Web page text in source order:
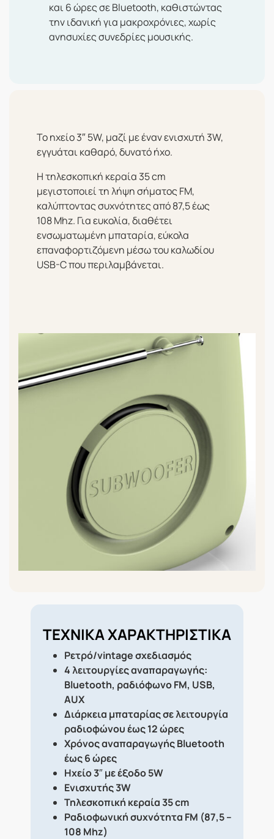
και 6 ώρες σε Bluetooth, καθιστώντας
την ιδανική για μακροχρόνιες, χωρίς
ανησυχίες συνεδρίες μουσικής.
Το ηχείο 3″ 5W, μαζί με έναν ενισχυτή 3W,
εγγυάται καθαρό, δυνατό ήχο.
Η τηλεσκοπική κεραία 35 cm
μεγιστοποιεί τη λήψη σήματος FM,
καλύπτοντας συχνότητες από 87,5 έως
108 Mhz. Για ευκολία, διαθέτει
ενσωματωμένη μπαταρία, εύκολα
επαναφορτιζόμενη μέσω του καλωδίου
USB-C που περιλαμβάνεται.
ΤΕΧΝΙΚΑ ΧΑΡΑΚΤΗΡΙΣΤΙΚΑ
Ρετρό/vintage σχεδιασμός
4 λειτουργίες αναπαραγωγής:
Bluetooth, ραδιόφωνο FM, USB,
AUX
Διάρκεια μπαταρίας σε λειτουργία
ραδιοφώνου έως 12 ώρες
Χρόνος αναπαραγωγής Bluetooth
έως 6 ώρες
Ηχείο 3″ με έξοδο 5W
Ενισχυτής 3W
Τηλεσκοπική κεραία 35 cm
Ραδιοφωνική συχνότητα FM (87,5 –
108 Mhz)